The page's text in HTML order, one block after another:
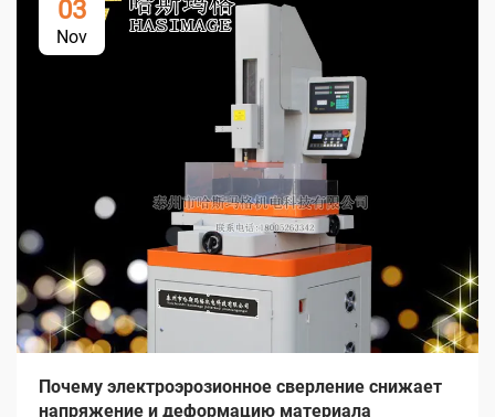
03
Nov
Почему электроэрозионное сверление снижает
напряжение и деформацию материала